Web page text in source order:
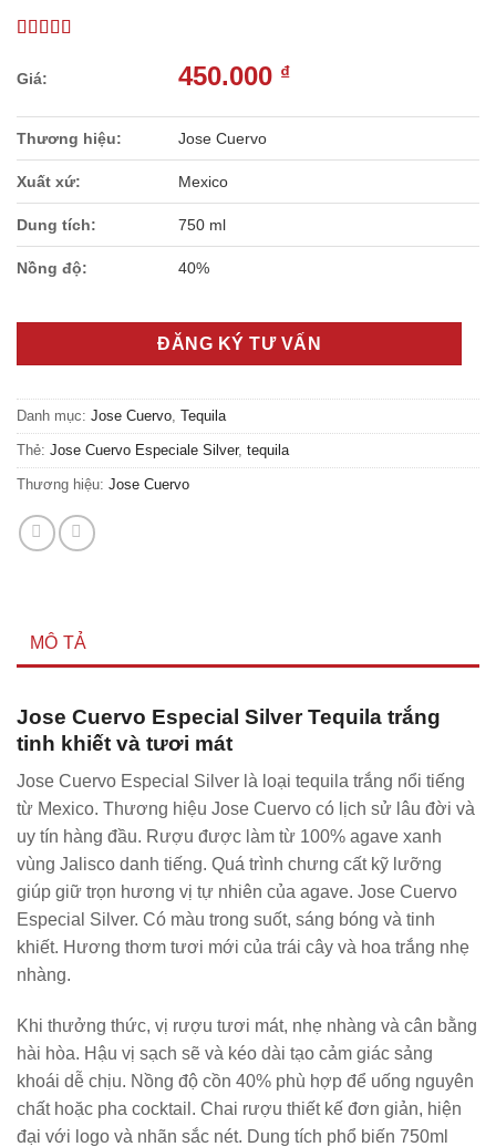
450.000 ₫
Thương hiệu: Jose Cuervo
Xuất xứ: Mexico
Dung tích: 750 ml
Nồng độ: 40%
ĐĂNG KÝ TƯ VẤN
Danh mục: Jose Cuervo Tequila
Thẻ: Jose Cuervo Especiale Silver, tequila
Thương hiệu: Jose Cuervo
MÔ TẢ
Jose Cuervo Especial Silver Tequila trắng
tinh khiết và tươi mát
Jose Cuervo Especial Silver là loại tequila trắng nổi tiếng
từ Mexico. Thương hiệu Jose Cuervo có lịch sử lâu đời và
uy tín hàng đầu. Rượu được làm từ 100% agave xanh
vùng Jalisco danh tiếng. Quá trình chưng cất kỹ lưỡng
giúp giữ trọn hương vị tự nhiên của agave. Jose Cuervo
Especial Silver. Có màu trong suốt, sáng bóng và tinh
khiết. Hương thơm tươi mới của trái cây và hoa trắng nhẹ
nhàng.
Khi thưởng thức, vị rượu tươi mát, nhẹ nhàng và cân bằng
hài hòa. Hậu vị sạch sẽ và kéo dài tạo cảm giác sảng
khoái dễ chịu. Nồng độ cồn 40% phù hợp để uống nguyên
chất hoặc pha cocktail. Chai rượu thiết kế đơn giản, hiện
đại với logo và nhãn sắc nét. Dung tích phổ biến 750ml